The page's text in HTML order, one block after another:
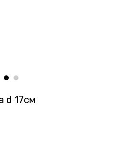
d 17см